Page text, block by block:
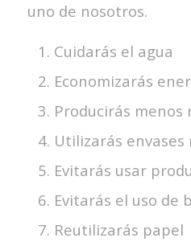
uno de nosotros.
Cuidarás el agua
Economizarás
Producirás menos
Utilizarás envases
Evitarás usar
Evitarás el uso de
Reutilizarás papel